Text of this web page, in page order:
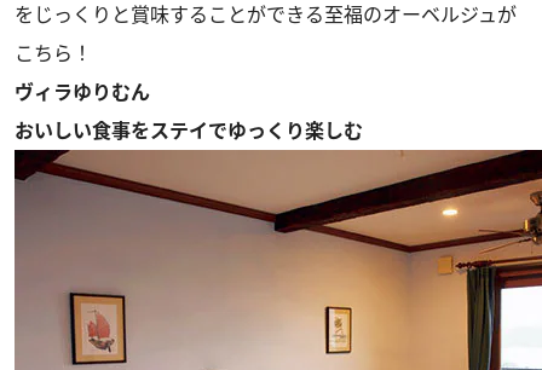
をじっくりと賞味することができる至福のオーベルジュが
こちら！
ヴィラゆりむん
おいしい食事をステイでゆっくり楽しむ